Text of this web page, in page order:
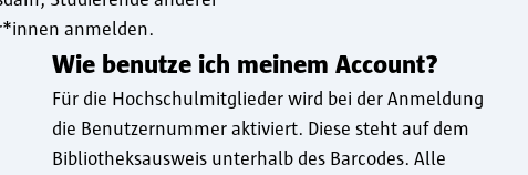
anmelden.
Wie benutze ich meinem Account?
Für die Hochschulmitglieder wird bei der Anmeldung
die Benutzernummer aktiviert. Diese steht auf dem
Bibliotheksausweis unterhalb des Barcodes. Alle